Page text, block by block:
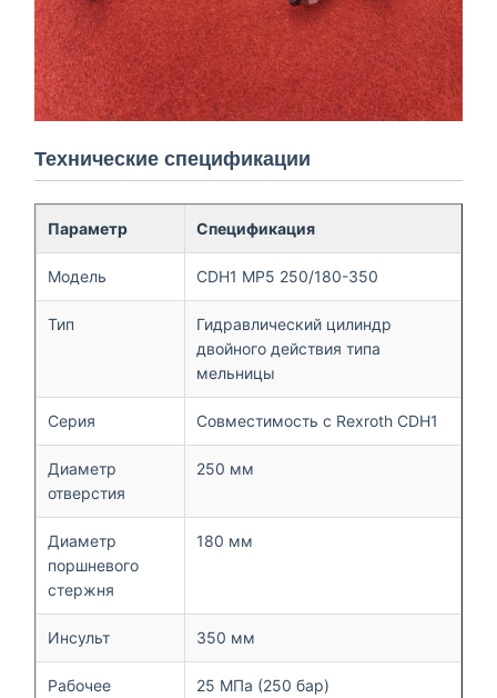
Технические спецификации
Параметр Спецификация
Модель CDH1 MP5 250/180-350
Тип
Гидравлический цилиндр
двойного действия типа
мельницы
Серия Совместимость с Rexroth CDH1
Диаметр
отверстия
250 мм
Диаметр
поршневого
стержня
180 мм
Инсульт 350 мм
Рабочее
25 МПа (250 бар)